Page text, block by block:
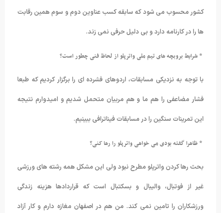
کشور محسوب می شود که سابقه کسب عناوین دوم و سوم همین رقابت
ها را در کارنامه دارد و بی دلیل حرفی نمی زند.
* شرایط بروبچه های تیم ملی واترپلو از لحاظ فنی چطور است؟
با توجه به نزدیکی مسابقات، اردوهای فشرده ای را برگزار کردیم که طبعا
فشار مضاعفی را هم ما و هم مربیان متحمل شدیم و امیدوارم نتیجه
این تمرینات سنگین را در مسابقات فیناترافی ببینیم.
* ظاهرا گفته بودی می خواهی واترپلو را رها کنی؟
بحث رها کردن واترپلو مطرح نبود ولی این مشکل همه رشته های ورزشی
غیر از فوتبال، والیبال و بسکتبال است که قراردادها هزینه زندگی
ورزشکاران را تامین نمی کند. من هم در اصفهان مغازه دارم و کار آزاد